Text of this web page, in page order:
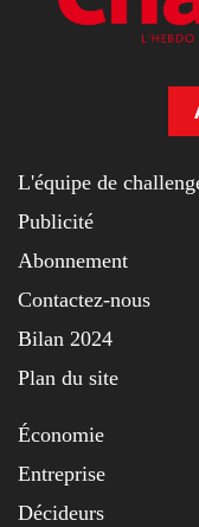
L'équipe de
Publicité
Abonnement
Contactez-nous
Bilan 2024
Plan du site
Économie
Entreprise
Décideurs